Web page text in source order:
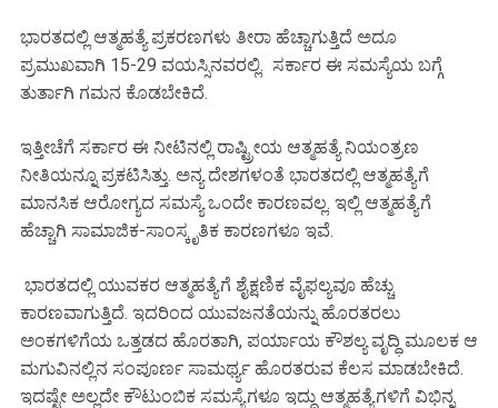
ಭಾರತದಲ್ಲಿ ಆತ್ಮಹತ್ಯೆ ಪ್ರಕರಣಗಳು ತೀರಾ ಹೆಚ್ಚಾಗುತ್ತಿದೆ ಅದೂ
ಪ್ರಮುಖವಾಗಿ 15-29 ವಯಸ್ಸಿನವರಲ್ಲಿ. ಸರ್ಕಾರ ಈ ಸಮಸ್ಯೆಯ ಬಗ್ಗೆ
ತುರ್ತಾಗಿ ಗಮನ ಕೊಡಬೇಕಿದೆ.
ಇತ್ತೀಚೆಗೆ ಸರ್ಕಾರ ಈ ನೀಟಿನಲ್ಲಿ ರಾಷ್ಟ್ರೀಯ ಆತ್ಮಹತ್ಯೆ ನಿಯಂತ್ರಣ
ನೀತಿಯನ್ನೂ ಪ್ರಕಟಿಸಿತ್ತು. ಅನ್ಯ ದೇಶಗಳಂತೆ ಭಾರತದಲ್ಲಿ ಆತ್ಮಹತ್ಯೆಗೆ
ಮಾನಸಿಕ ಆರೋಗ್ಯದ ಸಮಸ್ಯೆ ಒಂದೇ ಕಾರಣವಲ್ಲ. ಇಲ್ಲಿ ಆತ್ಮಹತ್ಯೆಗೆ
ಹೆಚ್ಚಾಗಿ ಸಾಮಾಜಿಕ-ಸಾಂಸ್ಕೃತಿಕ ಕಾರಣಗಳೂ ಇವೆ.
ಭಾರತದಲ್ಲಿ ಯುವಕರ ಆತ್ಮಹತ್ಯೆಗೆ ಶೈಕ್ಷಣಿಕ ವೈಫಲ್ಯವೂ ಹೆಚ್ಚು
ಕಾರಣವಾಗುತ್ತಿದೆ. ಇದರಿಂದ ಯುವಜನತೆಯನ್ನು ಹೊರತರಲು
ಅಂಕಗಳಿಗೆಯ ಒತ್ತಡದ ಹೊರತಾಗಿ, ಪರ್ಯಾಯ ಕೌಶಲ್ಯ ವೃದ್ಧಿ ಮೂಲಕ ಆ
ಮಗುವಿನಲ್ಲಿನ ಸಂಪೂರ್ಣ ಸಾಮರ್ಥ್ಯ ಹೊರತರುವ ಕೆಲಸ ಮಾಡಬೇಕಿದೆ.
ಇದಷ್ಟೇ ಅಲ್ಲದೇ ಕೌಟುಂಬಿಕ ಸಮಸ್ಯೆಗಳೂ ಇದ್ದು ಆತ್ಮಹತ್ಯೆಗಳಿಗೆ ವಿಭಿನ್ನ